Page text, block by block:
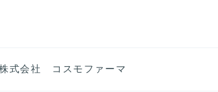
式会社 コスモファーマ